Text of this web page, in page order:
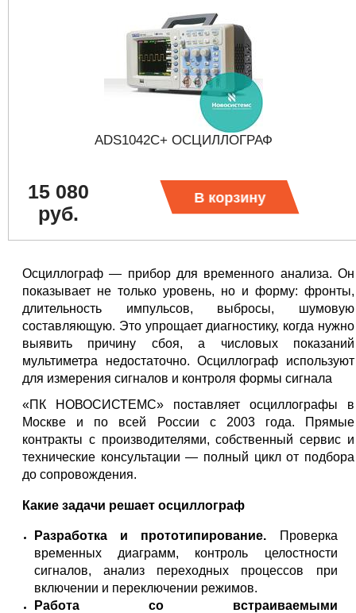
ADS1042C+ ОСЦИЛЛОГРАФ
15 080
руб.
В корзину
Осциллограф — прибор для временного анализа. Он
показывает не только уровень, но и форму: фронты,
длительность импульсов, выбросы, шумовую
составляющую. Это упрощает диагностику, когда нужно
выявить причину сбоя, а числовых показаний
мультиметра недостаточно. Осциллограф используют
для измерения сигналов и контроля формы сигнала
«ПК НОВОСИСТЕМС» поставляет осциллографы в
Москве и по всей России с 2003 года. Прямые
контракты с производителями, собственный сервис и
технические консультации — полный цикл от подбора
до сопровождения.
Какие задачи решает осциллограф
Разработка и прототипирование. Проверка
временных диаграмм, контроль целостности
сигналов, анализ переходных процессов при
включении и переключении режимов.
Работа со встраиваемыми